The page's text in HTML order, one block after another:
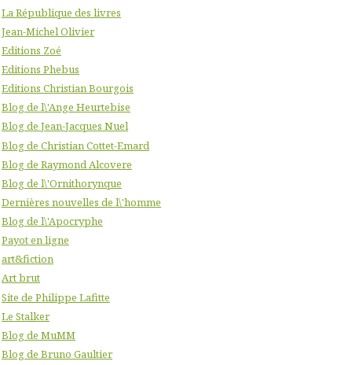
La République des livres
Jean-Michel Olivier
Editions Zoé
Editions Phebus
Editions Christian Bourgois
Blog de l\'Ange Heurtebise
Blog de Jean-Jacques Nuel
Blog de Christian Cottet-Emard
Blog de Raymond Alcovere
Blog de l\'Ornithorynque
Dernières nouvelles de l\'homme
Blog de l\'Apocryphe
Payot en ligne
art&fiction
Art brut
Site de Philippe Lafitte
Le Stalker
Blog de MuMM
Blog de Bruno Gaultier